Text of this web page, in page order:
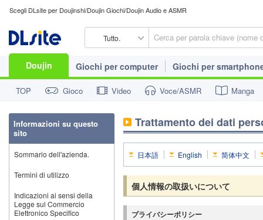
Scegli DLsite per Doujinshi/Doujin Giochi/Doujin Audio e ASMR
Tutto.
Doujin Giochi per computer Giochi per
TOP Gioco Video Voce/ASMR Manga
Trattamento dei dati
日本語 English 简体中文
個人情報の取扱いについて
プライバシーポリシー
Informazioni su questo
sito
Sommario dell'azienda.
Termini di utilizzo
Indicazioni ai sensi della
Legge sul Commercio
Elettronico Specifico